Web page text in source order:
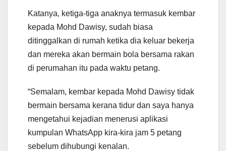
Katanya, ketiga-tiga anaknya termasuk kembar
kepada Mohd Dawisy, sudah biasa
ditinggalkan di rumah ketika dia keluar bekerja
dan mereka akan bermain bola bersama rakan
di perumahan itu pada waktu petang.
“Semalam, kembar kepada Mohd Dawisy tidak
bermain bersama kerana tidur dan saya hanya
mengetahui kejadian menerusi aplikasi
kumpulan WhatsApp kira-kira jam 5 petang
sebelum dihubungi kenalan.